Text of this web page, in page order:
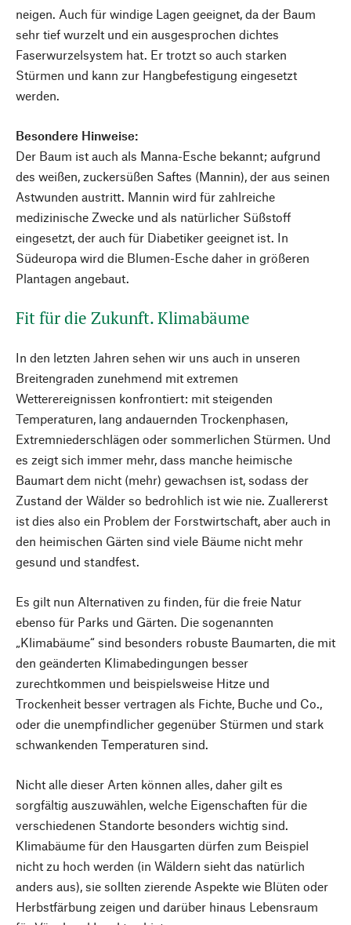
neigen. Auch für windige Lagen geeignet, da der Baum
sehr tief wurzelt und ein ausgesprochen dichtes
Faserwurzelsystem hat. Er trotzt so auch starken
Stürmen und kann zur Hangbefestigung eingesetzt
werden.
Besondere Hinweise:
Der Baum ist auch als Manna-Esche bekannt; aufgrund
des weißen, zuckersüßen Saftes (Mannin), der aus seinen
Astwunden austritt. Mannin wird für zahlreiche
medizinische Zwecke und als natürlicher Süßstoff
eingesetzt, der auch für Diabetiker geeignet ist. In
Südeuropa wird die Blumen-Esche daher in größeren
Plantagen angebaut.
Fit für die Zukunft. Klimabäume
In den letzten Jahren sehen wir uns auch in unseren
Breitengraden zunehmend mit extremen
Wetterereignissen konfrontiert: mit steigenden
Temperaturen, lang andauernden Trockenphasen,
Extremniederschlägen oder sommerlichen Stürmen. Und
es zeigt sich immer mehr, dass manche heimische
Baumart dem nicht (mehr) gewachsen ist, sodass der
Zustand der Wälder so bedrohlich ist wie nie. Zuallererst
ist dies also ein Problem der Forstwirtschaft, aber auch in
den heimischen Gärten sind viele Bäume nicht mehr
gesund und standfest.
Es gilt nun Alternativen zu finden, für die freie Natur
ebenso für Parks und Gärten. Die sogenannten
„Klimabäume“ sind besonders robuste Baumarten, die mit
den geänderten Klimabedingungen besser
zurechtkommen und beispielsweise Hitze und
Trockenheit besser vertragen als Fichte, Buche und Co.,
oder die unempfindlicher gegenüber Stürmen und stark
schwankenden Temperaturen sind.
Nicht alle dieser Arten können alles, daher gilt es
sorgfältig auszuwählen, welche Eigenschaften für die
verschiedenen Standorte besonders wichtig sind.
Klimabäume für den Hausgarten dürfen zum Beispiel
nicht zu hoch werden (in Wäldern sieht das natürlich
anders aus), sie sollten zierende Aspekte wie Blüten oder
Herbstfärbung zeigen und darüber hinaus Lebensraum